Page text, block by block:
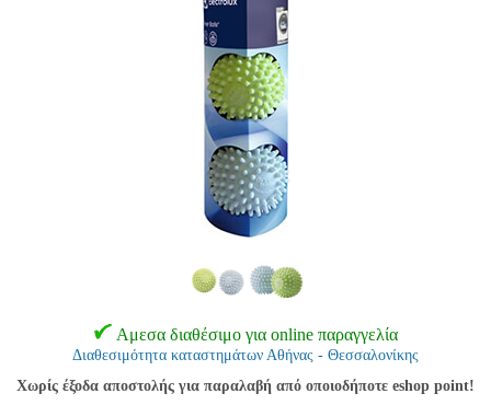
Αμεσα διαθέσιμο για online παραγγελία
Διαθεσιμότητα καταστημάτων Αθήνας - Θεσσαλονίκης
Χωρίς έξοδα αποστολής για παραλαβή από οποιοδήποτε eshop point!